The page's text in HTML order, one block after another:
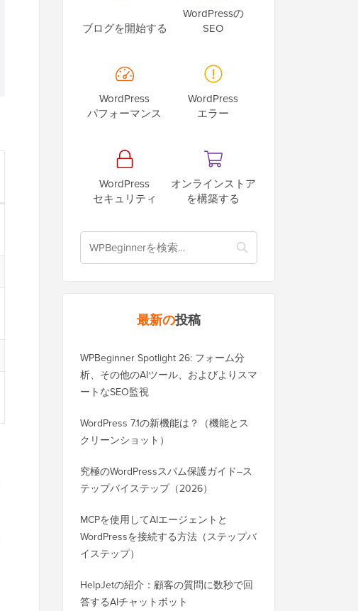
ブログを開始する
WordPressの
SEO
WordPress
パフォーマンス
WordPress
エラー
WordPress
セキュリティ
オンラインストア
を構築する
最新の投稿
WPBeginner Spotlight 26: フォーム分
析、その他のAIツール、およびよりスマ
ートなSEO監視
WordPress 7.1の新機能は？（機能とス
クリーンショット）
究極のWordPressスパム保護ガイド–ス
テップバイステップ（2026）
MCPを使用してAIエージェントと
WordPressを接続する方法（ステップバ
イステップ）
HelpJetの紹介：顧客の質問に数秒で回
答するAIチャットボット